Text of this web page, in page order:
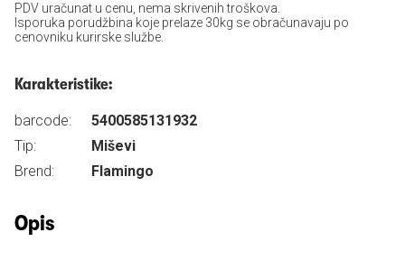
PDV uračunat u cenu, nema skrivenih troškova.
Isporuka porudžbina koje prelaze 30kg se obračunavaju po
cenovniku kurirske službe.
Karakteristike:
barcode:
5400585131932
Tip:
Miševi
Brend:
Flamingo
Opis